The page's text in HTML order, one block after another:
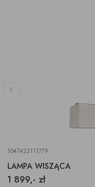
1047423111779
LAMPA WISZĄCA
1 899,- zł